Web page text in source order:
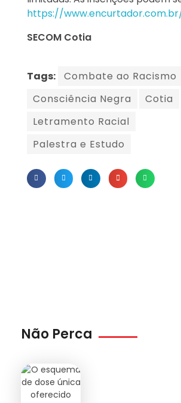
https://
SECOM Cotia
Tags:
Combate ao Racismo
Consciência Negra
Cotia
Letramento Racial
Palestra e Estudo
Não Perca